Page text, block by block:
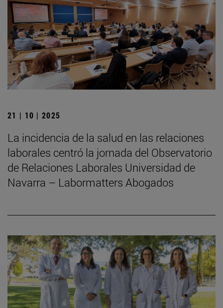
21 | 10 | 2025
La incidencia de la salud en las relaciones
laborales centró la jornada del Observatorio
de Relaciones Laborales Universidad de
Navarra – Labormatters Abogados